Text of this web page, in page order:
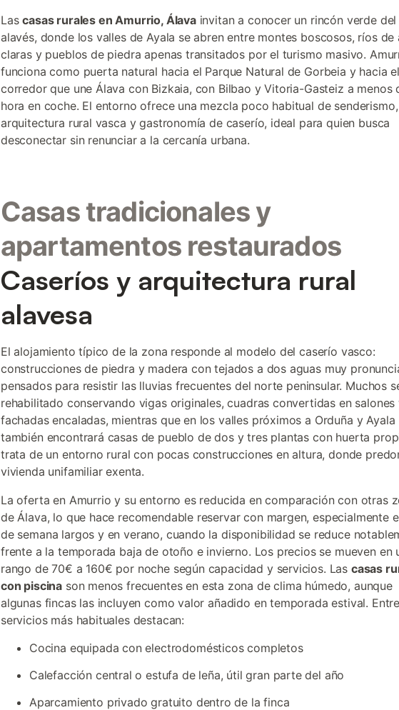
Lascasas rurales en Amurrio, Álavainvitan a conocer un rincón verde
alavés, donde los valles de Ayala se abren entre montes boscosos, ríos de
claras y pueblos de piedra apenas transitados por el turismo masivo.
funciona como puerta natural hacia el Parque Natural de Gorbeia y hacia el
corredor que une Álava con Bizkaia, con Bilbao y Vitoria-Gasteiz a menos
hora en coche. El entorno ofrece una mezcla poco habitual de senderismo,
arquitectura rural vasca y gastronomía de caserío, ideal para quien busca
desconectar sin renunciar a la cercanía urbana.
Casas tradicionales y
apartamentos restaurados
Caseríos y arquitectura rural
alavesa
El alojamiento típico de la zona responde al modelo del caserío vasco:
construcciones de piedra y madera con tejados a dos aguas muy
pensados para resistir las lluvias frecuentes del norte peninsular. Muchos
rehabilitado conservando vigas originales, cuadras convertidas en salones
fachadas encaladas, mientras que en los valles próximos a Orduña y Ayala
también encontrará casas de pueblo de dos y tres plantas con huerta
trata de un entorno rural con pocas construcciones en altura, donde
vivienda unifamiliar exenta.
La oferta en Amurrio y su entorno es reducida en comparación con otras
de Álava, lo que hace recomendable reservar con margen, especialmente
de semana largos y en verano, cuando la disponibilidad se reduce
frente a la temporada baja de otoño e invierno. Los precios se mueven en
rango de 70€ a 160€ por noche según capacidad y servicios. Las casas
con piscina son menos frecuentes en esta zona de clima húmedo, aunque
algunas fincas las incluyen como valor añadido en temporada estival.
servicios más habituales destacan:
Cocina equipada con electrodomésticos completos
Calefacción central o estufa de leña, útil gran parte del año
Aparcamiento privado gratuito dentro de la finca